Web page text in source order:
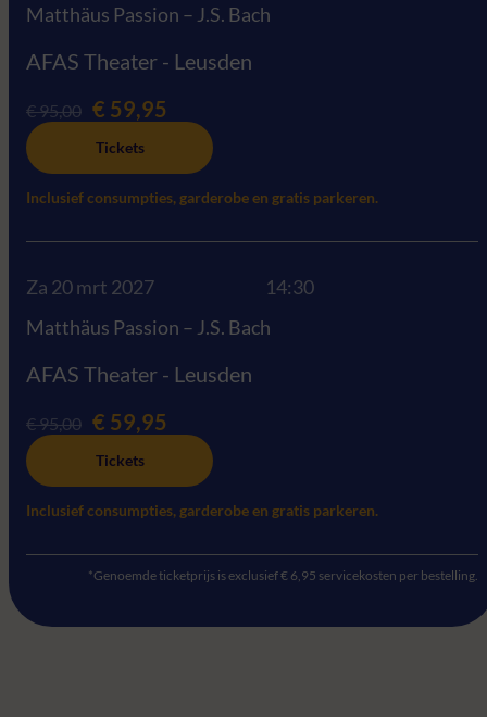
Matthäus Passion – J.S. Bach
AFAS Theater - Leusden
€ 95,00 € 59,95
Tickets
Inclusief consumpties, garderobe en gratis parkeren.
Za 20 mrt 2027
14:30
Matthäus Passion – J.S. Bach
AFAS Theater - Leusden
€ 95,00 € 59,95
Tickets
Inclusief consumpties, garderobe en gratis parkeren.
*Genoemde ticketprijs is exclusief € 6,95 servicekosten per bestelling.